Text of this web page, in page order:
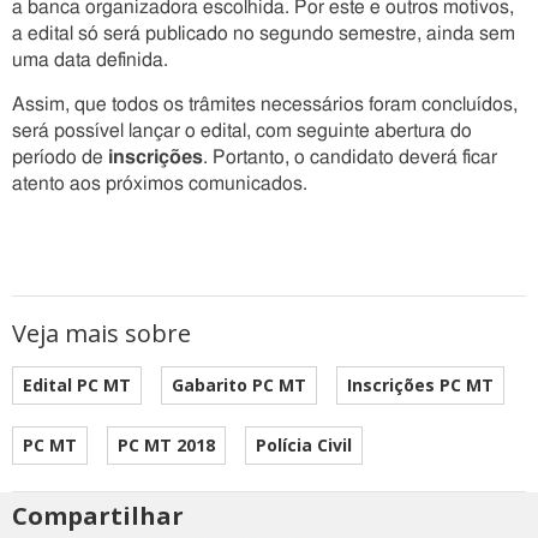
a banca organizadora escolhida. Por este e outros motivos,
a edital só será publicado no segundo semestre, ainda sem
uma data definida.
Assim, que todos os trâmites necessários foram concluídos,
será possível lançar o edital, com seguinte abertura do
período de inscrições. Portanto, o candidato deverá ficar
atento aos próximos comunicados.
Veja mais sobre
Edital PC MT Gabarito PC MT Inscrições PC MT
PC MT PC MT 2018 Polícia Civil
Compartilhar